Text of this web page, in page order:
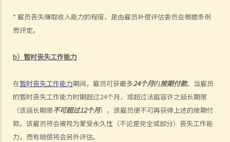
* 雇员丧失赚取收入能力的程度，是由雇员补偿评估委员会根据条例
而评定。
b）暂时丧失工作能力
在暂时丧失工作能力期间，雇员可获最多24个月的按期付款。当雇员
的暂时丧失工作能力时期超过24个月，或超过法庭容许之延长期限
（该延长期限不可超过12个月），该雇员便不可再获得上述的按期付
款。该雇员将会被视为蒙受永久性（不论是完全或部分）丧失工作能
力，而有赔偿将会另外评估。
1. 推定终止雇佣合约
1. 终止固定期限合约
2. 发出通知终止合约
2. 违例及刑罚
3. 代通知金
6. 暂停雇用
9. 不当地终止合约
1. 不合理解雇